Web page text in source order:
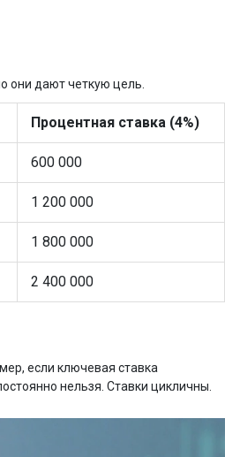
они дают четкую цель.
Процентная ставка (4%)
600 000
1 200 000
1 800 000
2 400 000
если ключевая ставка
нельзя. Ставки цикличны.